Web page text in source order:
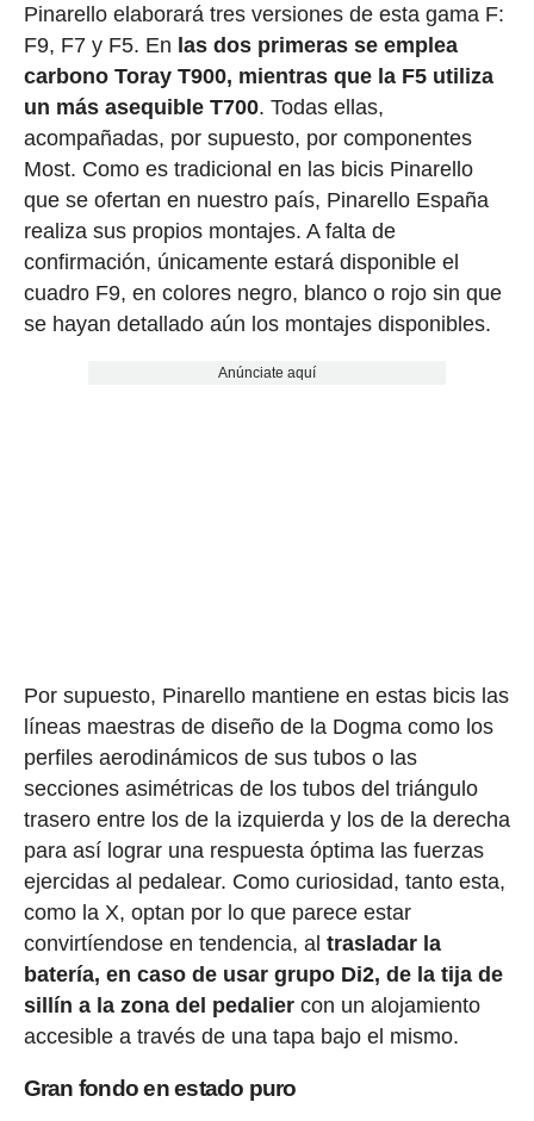
Pinarello elaborará tres versiones de esta gama F:
F9, F7 y F5. En las dos primeras se emplea
carbono Toray T900, mientras que la F5 utiliza
un más asequible T700. Todas ellas,
acompañadas, por supuesto, por componentes
Most. Como es tradicional en las bicis Pinarello
que se ofertan en nuestro país, Pinarello España
realiza sus propios montajes. A falta de
confirmación, únicamente estará disponible el
cuadro F9, en colores negro, blanco o rojo sin que
se hayan detallado aún los montajes disponibles.
Anúnciate aquí
Por supuesto, Pinarello mantiene en estas bicis las
líneas maestras de diseño de la Dogma como los
perfiles aerodinámicos de sus tubos o las
secciones asimétricas de los tubos del triángulo
trasero entre los de la izquierda y los de la derecha
para así lograr una respuesta óptima las fuerzas
ejercidas al pedalear. Como curiosidad, tanto esta,
como la X, optan por lo que parece estar
convirtíendose en tendencia, al trasladar la
batería, en caso de usar grupo Di2, de la tija de
sillín a la zona del pedaliercon un alojamiento
accesible a través de una tapa bajo el mismo.
Gran fondo en estado puro